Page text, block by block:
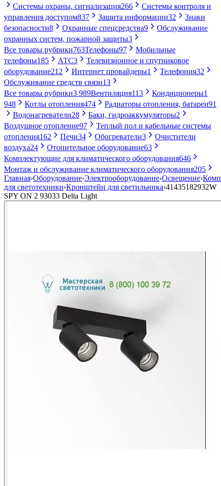
Системы охраны, сигнализация266
Системы контроля и
управления доступом837 Защита информации32
Знаки
безопасности8 Охранные спецсредства9
Обслуживание
охранных систем, пожарной защиты3
Все товары рубрики763Телефоны97
Мобильные
телефоны185 АТС3
Телевизионное и спутниковое
оборудование212 Интернет провайдеры1 Телефония32
Обслуживание средств связи13
Все товары рубрики3 989Вентиляция113 Кондиционеры1
948
Котлы отопления474 Радиаторы отопления, батареи91
Водонагреватели28 Баки, гидроаккумуляторы2
Воздушное отопление97
Теплый пол и кабельные системы
отопления162 Печи34 Обогреватели3
Очистители
воздуха24 Отопительное оборудование63
Комплектующие для климатического оборудования646
Монтаж и обслуживание климатического оборудования205
Главная›Оборудование›Электрооборудование›Освещение›
для светотехники›Кронштейн для светильника›41435182932W
SPY ON 2 93033 Delta Light